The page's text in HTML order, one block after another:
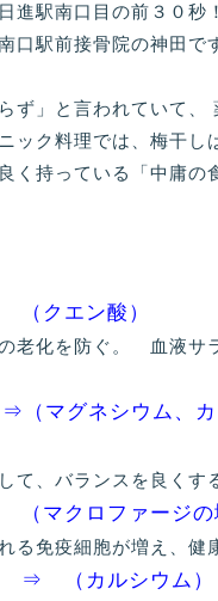
進駅南口目の前３０秒！
口駅前接骨院の神田で
ず」と言われていて
ック料理では、梅干
く持っている「中庸
クエン酸）
化を防ぐ。 血液サラ
マグネシウム、カ
、バランスを良くす
マクロファージ
免疫細胞が増え、健
⇒ （カルシウム）